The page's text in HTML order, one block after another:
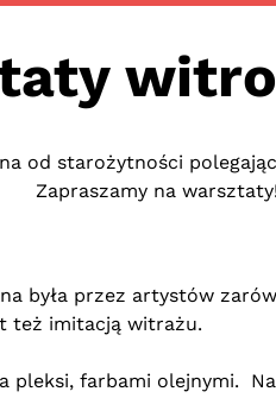
od starożytności
Zapraszamy na
była przez artystów
też imitacją witrażu.
pleksi, farbami olejnymi.